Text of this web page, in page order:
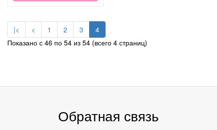
|< < 1 2 3
4
Показано с 46 по 54 из 54 (всего 4 страниц)
Обратная связь